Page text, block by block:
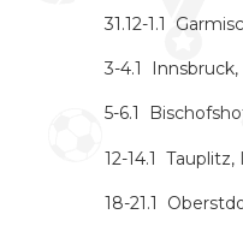
31.12-1.1
3-4.1
5-6.1
12-14.1
18-21.1